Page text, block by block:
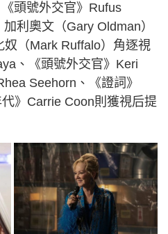
頭號外交官》Rufus
利奧文（Gary Oldman）
（Mark Ruffalo）角逐視
、《頭號外交官》Keri
Seehorn、《證詞》
》Carrie Coon則獲視后提